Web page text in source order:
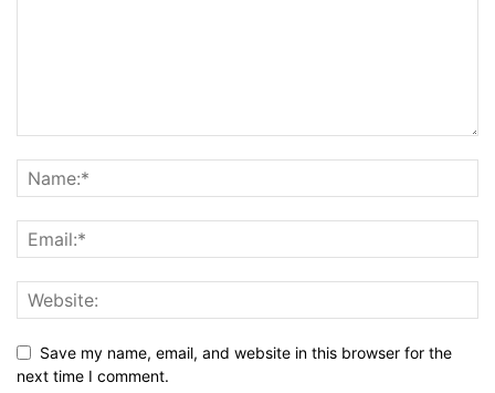
Save my name, email, and website in this browser for the
next time I comment.